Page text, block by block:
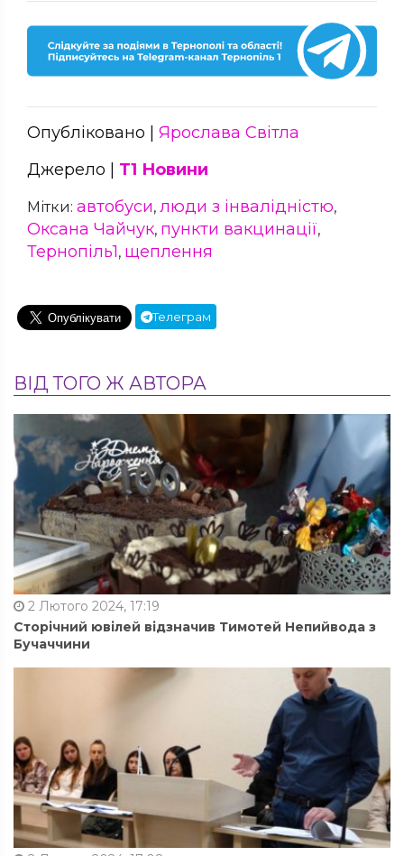
Опубліковано | Ярослава Світла
Джерело | Т1 Новини
Мітки: автобуси, люди з інвалідністю,
Оксана Чайчук, пункти вакцинації,
Тернопіль1, щеплення
Телеграм
ВІД ТОГО Ж АВТОРА
2 Лютого 2024, 17:19
Сторічний ювілей відзначив Тимотей Непийвода з
Бучаччини